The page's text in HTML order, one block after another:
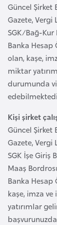
Güncel Şirket
Gazete, Vergi
SGK/Bağ-
Banka Hesap
olan, kaşe,
miktar
durumunda
Kişi şirket
Güncel Şirket
Gazete, Vergi
SGK İşe Giriş
Maaş
Banka Hesap
kaşe, imza
yatırımlar
B
a
n
g
l
a
d
e
ş
B
e
l
a
r
u
s